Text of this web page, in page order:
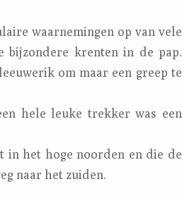
waarnemingen op van vele
bijzondere krenten in de pap.
om maar een greep te
hele leuke trekker was een
in het hoge noorden en die de
naar het zuiden.